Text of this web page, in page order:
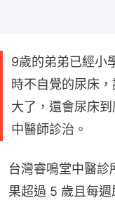
9歲的弟弟已經小
時不自覺的尿床
大了，還會尿床
中醫師診治。
台灣睿鳴堂中醫診
果超過 5 歲且每